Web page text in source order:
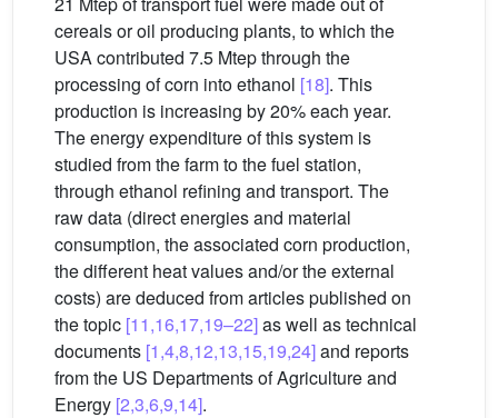
cereals or oil producing plants, to which the
USA contributed 7.5 Mtep through the
processing of corn into ethanol [18]. This
production is increasing by 20% each year.
The energy expenditure of this system is
studied from the farm to the fuel station,
through ethanol refining and transport. The
raw data (direct energies and material
consumption, the associated corn production,
the different heat values and/or the external
costs) are deduced from articles published on
the topic [11,16,17,19–22]as well as technical
documents [1,4,8,12,13,15,19,24]and reports
from the US Departments of Agriculture and
Energy [2,3,6,9,14].